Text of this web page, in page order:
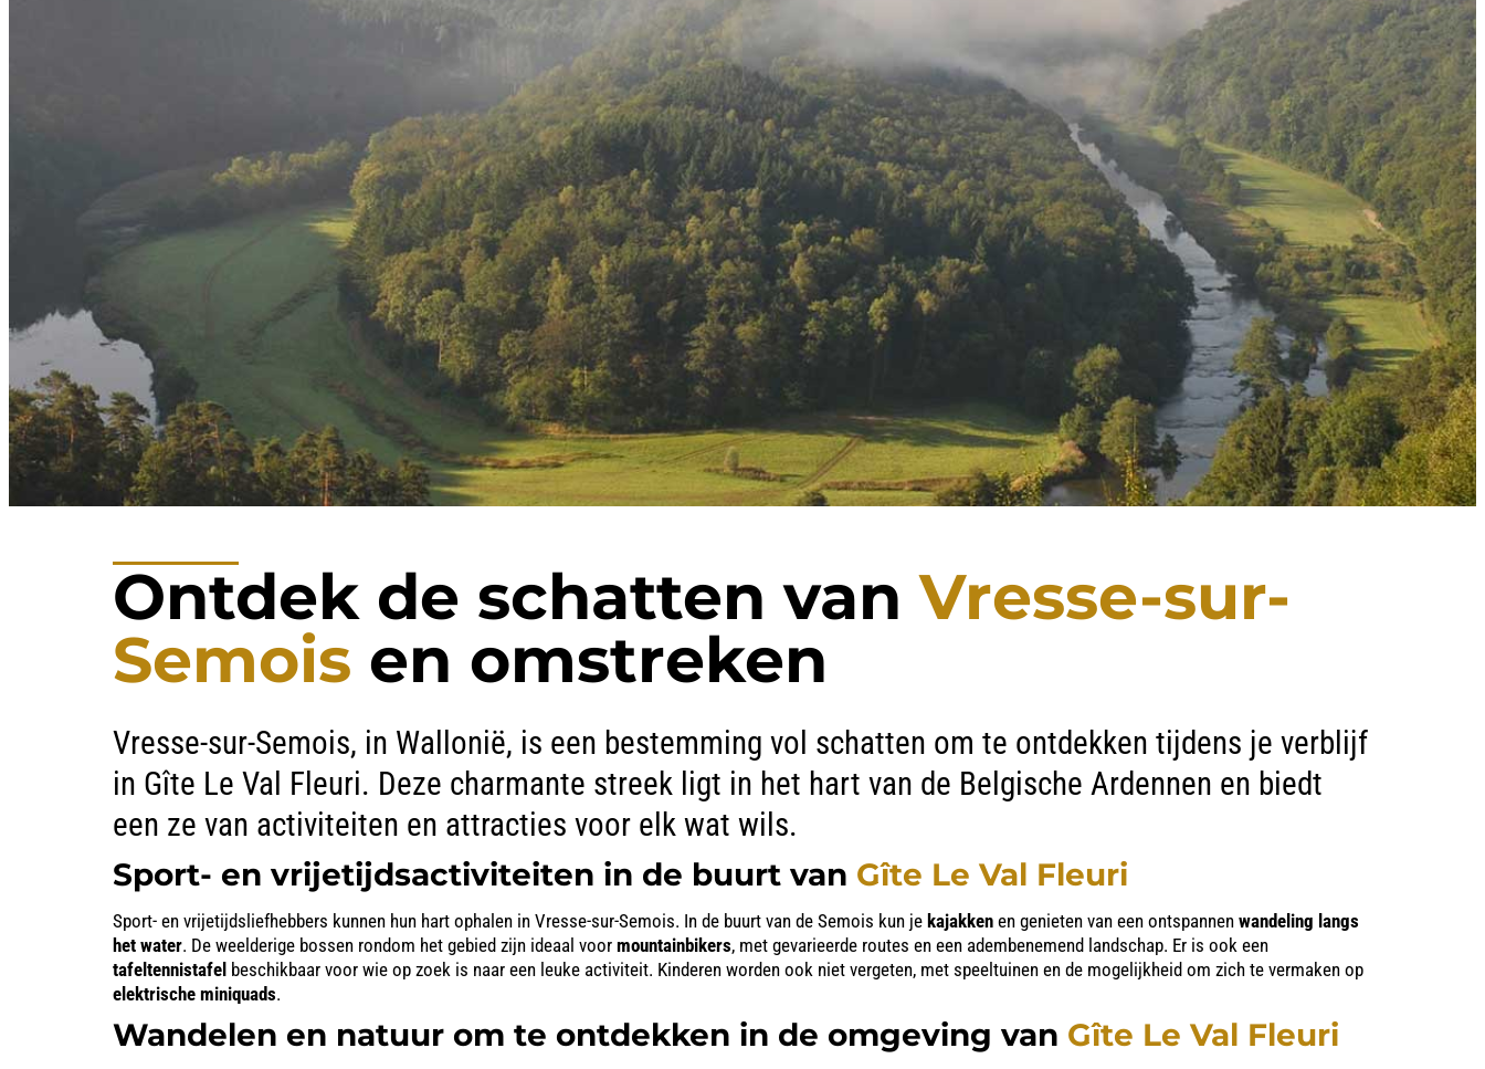
Ontdek de schatten van Vresse-sur-
Semois en omstreken
Vresse-sur-Semois, in Wallonië, is een bestemming vol schatten om te ontdekken tijdens je verblijf
in Gîte Le Val Fleuri. Deze charmante streek ligt in het hart van de Belgische Ardennen en biedt
een ze van activiteiten en attracties voor elk wat wils.
Sport- en vrijetijdsactiviteiten in de buurt van Gîte Le Val Fleuri
Sport- en vrijetijdsliefhebbers kunnen hun hart ophalen in Vresse-sur-Semois. In de buurt van de Semois kun je kajakken en genieten van een ontspannen wandeling langs
het water. De weelderige bossen rondom het gebied zijn ideaal voor mountainbikers, met gevarieerde routes en een adembenemend landschap. Er is ook een
tafeltennistafel beschikbaar voor wie op zoek is naar een leuke activiteit. Kinderen worden ook niet vergeten, met speeltuinen en de mogelijkheid om zich te vermaken op
elektrische miniquads.
Wandelen en natuur om te ontdekken in de omgeving van Gîte Le Val Fleuri